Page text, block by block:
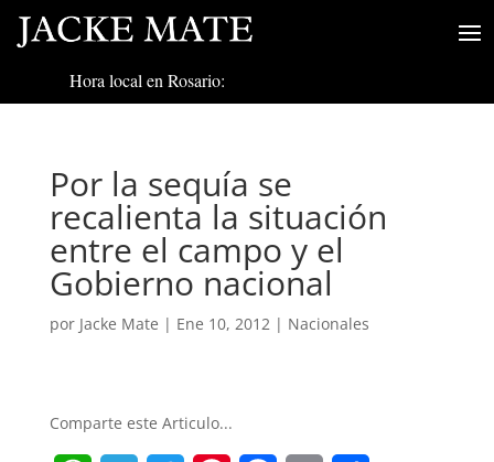
Hora local en Rosario:
Por la sequía se
recalienta la situación
entre el campo y el
Gobierno nacional
por Jacke Mate | Ene 10, 2012| Nacionales
Comparte este Articulo...